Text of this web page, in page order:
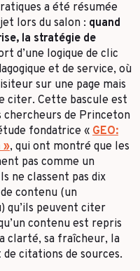
a été résumée
lors du salon : quand
la stratégie de
d’une logique de clic
et de service, où
sur une page mais
citer. Cette bascule est
chercheurs de Princeton
fondatrice «GEO:
», qui ont montré que les
pas comme un
ne classent pas dix
contenu (un
qu’ils peuvent citer
contenu est repris
clarté, sa fraîcheur, la
citations de sources.